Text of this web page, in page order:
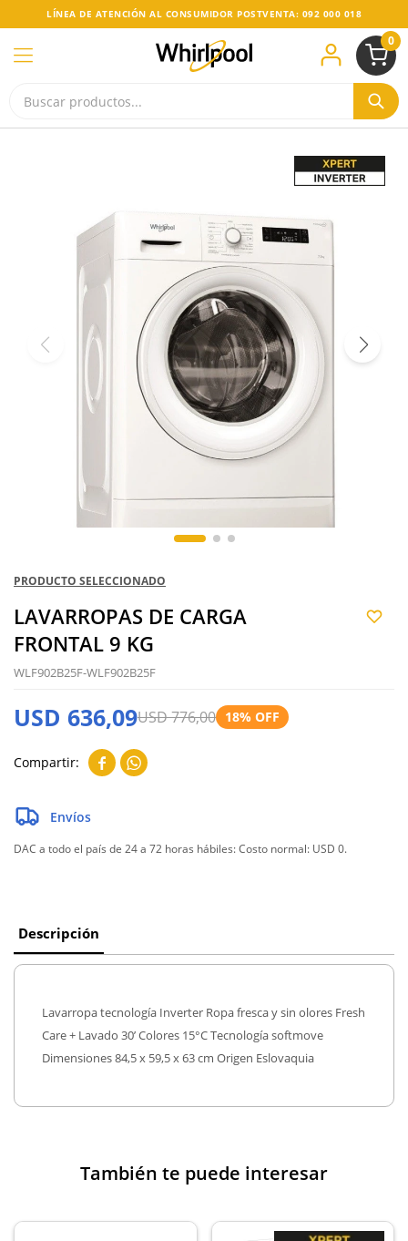
0
LÍNEA DE ATENCIÓN AL CONSUMIDOR POSTVENTA: 092 000 018

PRODUCTO SELECCIONADO
LAVARROPAS DE CARGA
FRONTAL 9 KG
WLF902B25F-WLF902B25F
USD 636,09USD776,00 18
 
Envíos
DAC a todo el país de 24 a 72 horas hábiles:Costo normal: USD 0.
Descripción
Lavarropa tecnología Inverter Ropa fresca y sin olores Fresh
Care + Lavado 30’ Colores 15°C Tecnología softmove
Dimensiones 84,5 x 59,5 x 63 cm Origen Eslovaquia
También te puede interesar